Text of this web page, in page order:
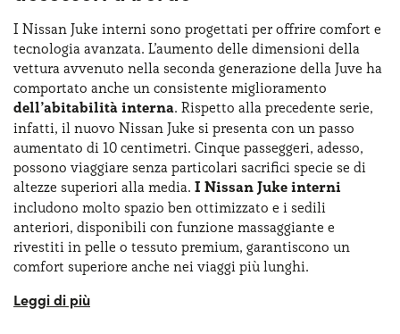
I Nissan Juke interni sono progettati per offrire comfort e
tecnologia avanzata. L’aumento delle dimensioni della
vettura avvenuto nella seconda generazione della Juve ha
comportato anche un consistente miglioramento
dell’abitabilità interna. Rispetto alla precedente serie,
infatti, il nuovo Nissan Juke si presenta con un passo
aumentato di 10 centimetri. Cinque passeggeri, adesso,
possono viaggiare senza particolari sacrifici specie se di
altezze superiori alla media. I Nissan Juke interni
includono molto spazio ben ottimizzato e i sedili
anteriori, disponibili con funzione massaggiante e
rivestiti in pelle o tessuto premium, garantiscono un
comfort superiore anche nei viaggi più lunghi.
Richiedendo la Nissan Juke noleggio lungo termine sarà